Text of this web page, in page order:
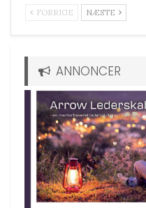
FORRIGE NÆSTE
ANNONCER